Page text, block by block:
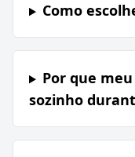
Como
Por que
sozinho